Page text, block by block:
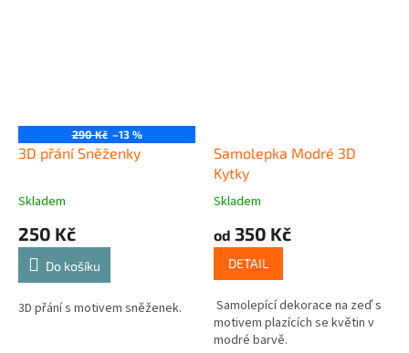
290 Kč –13 %
3D přání Sněženky
Skladem
250 Kč
Do košíku
3D přání s motivem sněženek.
Samolepka Modré 3D
Kytky
Skladem
od 350 Kč
DETAIL
Samolepící dekorace na zeď s
motivem plazících se květin v
modré barvě.